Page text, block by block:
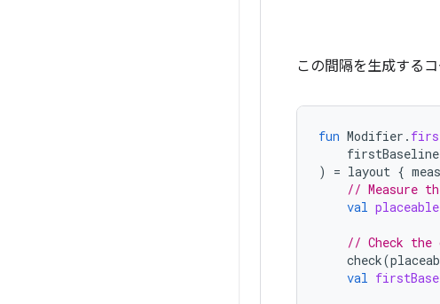
この間隔を生成する
fun Modifier .
)
= layout {
// Measure
val placeable
// Check the
check(
val